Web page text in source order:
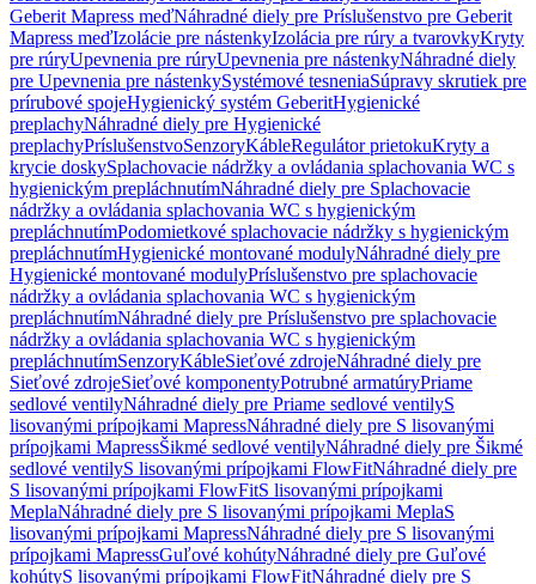
Geberit Mapress meďNáhradné diely pre Príslušenstvo pre Geberit
Mapress meďIzolácie pre nástenkyIzolácia pre rúry a tvarovkyKryty
pre rúryUpevnenia pre rúryUpevnenia pre nástenkyNáhradné diely
pre Upevnenia pre nástenkySystémové tesneniaSúpravy skrutiek pre
prírubové spojeHygienický systém GeberitHygienické
preplachyNáhradné diely pre Hygienické
preplachyPríslušenstvoSenzoryKábleRegulátor prietokuKryty a
krycie doskySplachovacie nádržky a ovládania splachovania WC s
hygienickým prepláchnutímNáhradné diely pre Splachovacie
nádržky a ovládania splachovania WC s hygienickým
prepláchnutímPodomietkové splachovacie nádržky s hygienickým
prepláchnutímHygienické montované modulyNáhradné diely pre
Hygienické montované modulyPríslušenstvo pre splachovacie
nádržky a ovládania splachovania WC s hygienickým
prepláchnutímNáhradné diely pre Príslušenstvo pre splachovacie
nádržky a ovládania splachovania WC s hygienickým
prepláchnutímSenzoryKábleSieťové zdrojeNáhradné diely pre
Sieťové zdrojeSieťové komponentyPotrubné armatúryPriame
sedlové ventilyNáhradné diely pre Priame sedlové ventilyS
lisovanými prípojkami MapressNáhradné diely pre S lisovanými
prípojkami MapressŠikmé sedlové ventilyNáhradné diely pre Šikmé
sedlové ventilyS lisovanými prípojkami FlowFitNáhradné diely pre
S lisovanými prípojkami FlowFitS lisovanými prípojkami
MeplaNáhradné diely pre S lisovanými prípojkami MeplaS
lisovanými prípojkami MapressNáhradné diely pre S lisovanými
prípojkami MapressGuľové kohútyNáhradné diely pre Guľové
kohútyS lisovanými prípojkami FlowFitNáhradné diely pre S